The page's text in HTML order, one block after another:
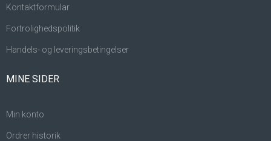
Kontaktformular
Fortrolighedspolitik
Handels- og leveringsbetingelser
MINE SIDER
Min konto
Ordrer historik